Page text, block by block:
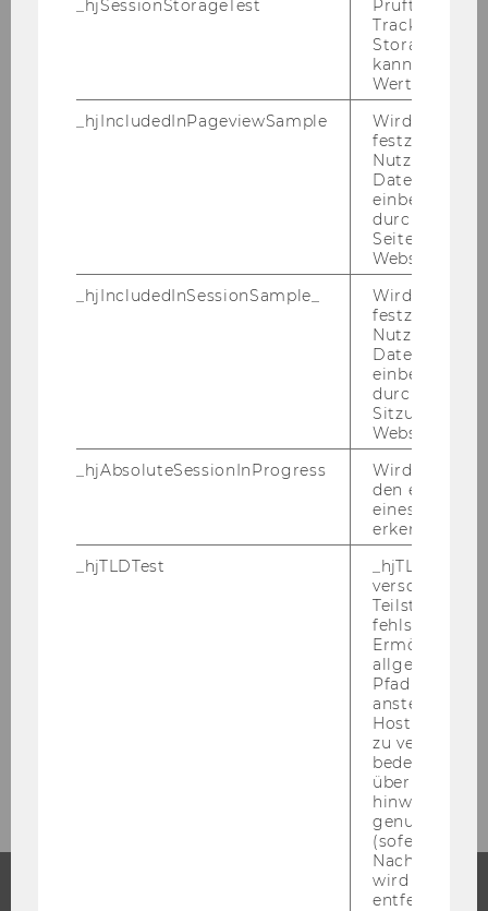
März 2012
Juni 2012
September 2012
Mitteilungsblatt vom 5. September 2012,
Mitteilungsblatt vom 12. September 2012,
Mitteilungsblatt vom 19. September 2012,
Mitteilungsblatt vom 26. September 2012,
_hjSessionStorageTest
Prüft, ob der
Tracking
Storage
kann. Wenn
Wert von 1
_hjIncludedInPageviewSample
Wird gesetzt,
festzustellen,
Nutzer in die
einbezogen
durch das
Website
_hjIncludedInSessionSample_
Wird gesetzt,
festzustellen,
Nutzer in die
einbezogen
durch das
Sitzungslimit
Website
_hjAbsoluteSessionInProgress
Wird
den ersten
eines
erkennen.
_hjTLDTest
_hjTLDTest-
verschiedene
Teilstrings,
fehlschlägt.
Ermöglicht,
Pfad zu
anstelle des
Hostnamens
zu
bedeutet,
über
hinweg
genutzt
(sofern
Nach dieser
wird das
entfernt.